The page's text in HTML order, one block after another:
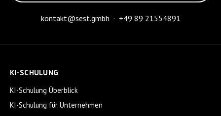
kontakt@sest.gmbh · +49 89 21554891
KI-SCHULUNG
KI-Schulung Überblick
KI-Schulung für Unternehmen